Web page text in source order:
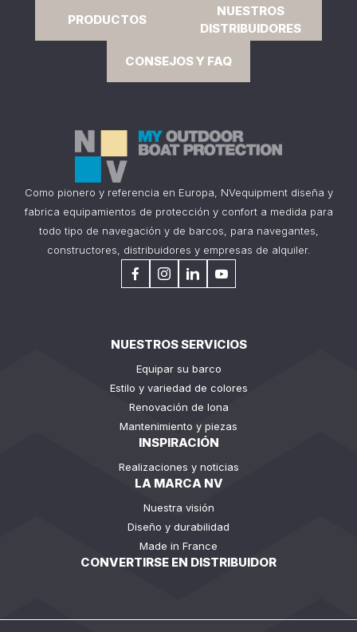
PRODUCTOS
NUESTROS
DISTRIBUIDORES
CONSEJOS Y FAQ
Como pionero y referencia en Europa, NVequipment diseña y
fabrica equipamientos de protección y confort a medida para
todo tipo de navegación y de barcos, para navegantes,
constructores, distribuidores y empresas de alquiler.
NUESTROS SERVICIOS
Equipar su barco
Estilo y variedad de colores
Renovación de lona
Mantenimiento y piezas
INSPIRACIÓN
Realizaciones y noticias
LA MARCA NV
Nuestra visión
Diseño y durabilidad
Made in France
CONVERTIRSE EN DISTRIBUIDOR